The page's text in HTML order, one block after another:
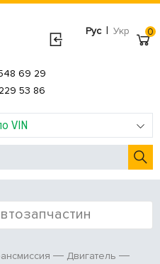
Рус | Укр
VIN
69 29
53 86
0
Двигатель